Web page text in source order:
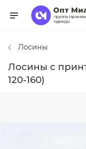
Лосины
Лосины с
120-160)